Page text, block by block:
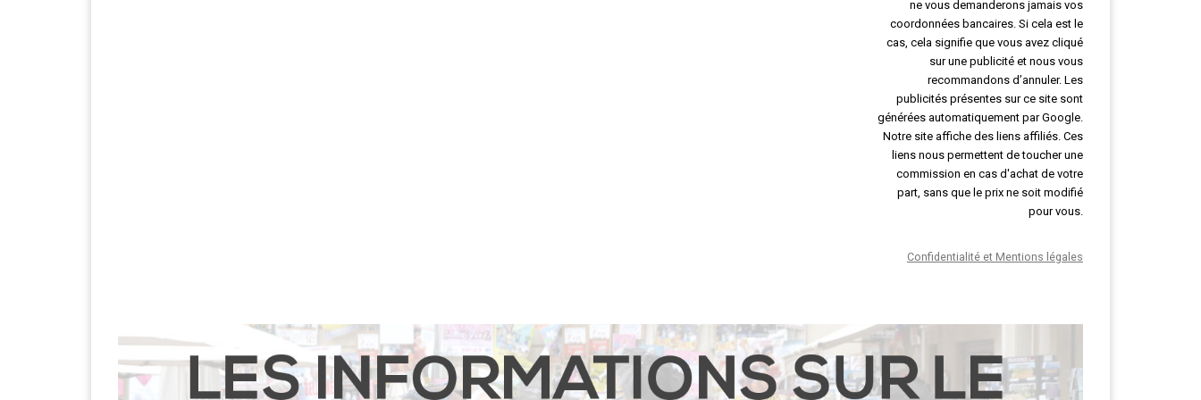
ne vous demanderons jamais vos
coordonnées bancaires. Si cela est le
cas, cela signifie que vous avez cliqué
sur une publicité et nous vous
recommandons d’annuler. Les
publicités présentes sur ce site sont
générées automatiquement par Google.
Notre site affiche des liens affiliés. Ces
liens nous permettent de toucher une
commission en cas d'achat de votre
part, sans que le prix ne soit modifié
pour vous.
Confidentialité et Mentions légales